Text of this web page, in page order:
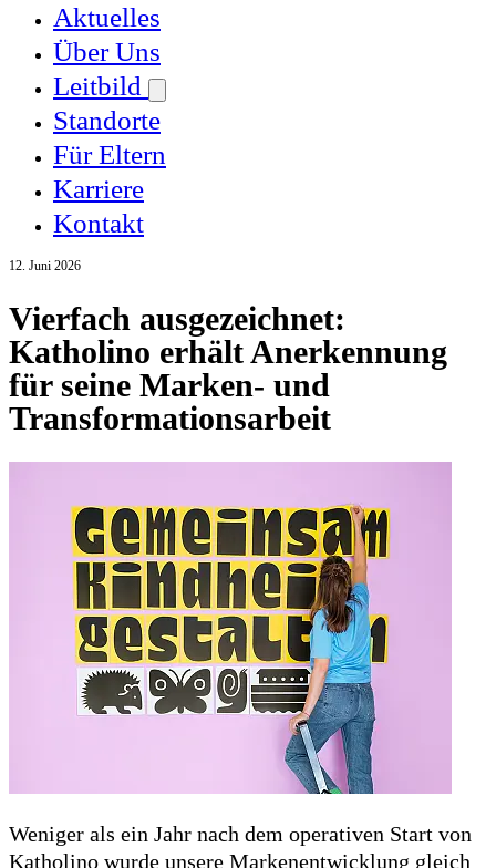
Aktuelles
Über Uns
Leitbild
Standorte
Für Eltern
Karriere
Kontakt
12. Juni 2026
Vierfach ausgezeichnet:
Katholino erhält Anerkennung
für seine Marken- und
Transformationsarbeit
Weniger als ein Jahr nach dem operativen Start von
Katholino wurde unsere Markenentwicklung gleich